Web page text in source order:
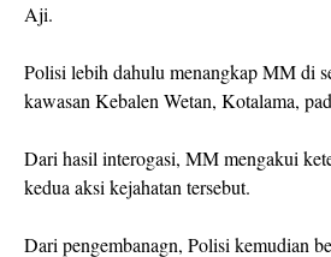
Aji.
Polisi lebih dahulu menangkap MM di
kawasan Kebalen Wetan, Kotalama,
Dari hasil interogasi, MM mengakui
kedua aksi kejahatan tersebut.
Dari pengembanagn, Polisi kemudian